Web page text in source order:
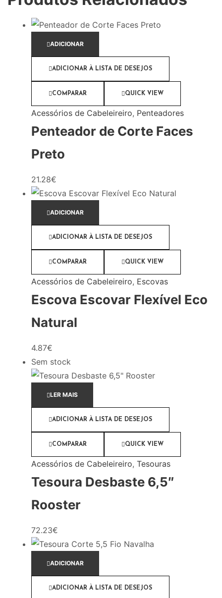
ADICIONAR
ADICIONAR À LISTA DE DESEJOS
COMPARAR QUICK VIEW
Acessórios de Cabeleireiro, Penteadores
Penteador de Corte Faces
Preto
21.28€
ADICIONAR
ADICIONAR À LISTA DE DESEJOS
COMPARAR QUICK VIEW
Acessórios de Cabeleireiro, Escovas
Escova Escovar Flexível Eco
Natural
4.87€
Sem stock
LER MAIS
ADICIONAR À LISTA DE DESEJOS
COMPARAR QUICK VIEW
Acessórios de Cabeleireiro, Tesouras
Tesoura Desbaste 6,5″
Rooster
72.23€
ADICIONAR
ADICIONAR À LISTA DE DESEJOS